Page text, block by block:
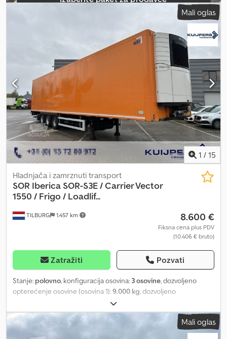
40%; Šara pneumatika desno: 40% Zadnja osovina 3: Maks.
dozvoljeno opterećenje osovine: 9000 kg; Šara pneumatika levo:
40%; Šara pneumatika desno: 40% Težine Prazna težina: 8.940 kg
Nosivost: 33.060 kg Dozvoljena ukupna masa: 42.000 kg
Funkcionalnost Zadnja utovarna platforma: Dhollandia DHSM.30,
podvozna rampa, 2500 kg Marka nadgradnje: SOR-S3E Carrier
Vector 1550 Hladionički motor: Dizel i električni (10.390 radnih sati
dizel; 479 električno) Održavanje Tehnički pregled (APK): važi do
09.2026 Istorija Broj vlasnika: 1 Stanje Opšte stanje: prosečno
Tehničko stanje: prosečno Vizuelno stanje: prosečno Bezbednost
proizvoda Proizvođač: Kuijpers Trading BV Minosstraat 8 5048CK
TILBURG, NL
Mali oglas
1 / 15
TILBURG 1.457 km
Hladnjača i zamrznuti transport
SOR Iberica SOR-S3E / Carrier Vector
1550 / Frigo / Loadlif...
8.600 €
Fiksna cena plus PDV
(10.406 € bruto)
Zatražiti Pozvati
Stanje: polovno, konfiguracija osovina: 3 osovine, dozvoljeno
opterećenje osovine (osovina 1):9.000 kg, dozvoljeno
opterećenje osovine (osovina 2):9.000 kg
opterećenje osovine (osovina 3):9.000 kg, prva registracija:
07/2015
, ukupna dužina: 14.040 mm , ukupna širina: 2.600 mm,
, dimenzija gume:
Mali oglas